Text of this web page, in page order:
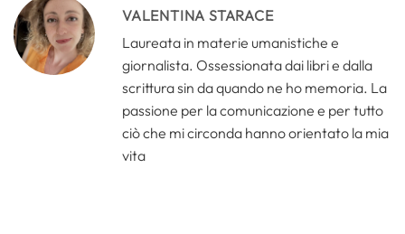
VALENTINA STARACE
Laureata in materie umanistiche e
giornalista. Ossessionata dai libri e dalla
scrittura sin da quando ne ho memoria. La
passione per la comunicazione e per tutto
ciò che mi circonda hanno orientato la mia
vita